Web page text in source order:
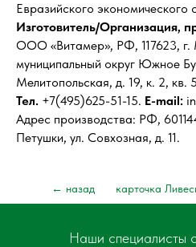
Евразийского экономического
Изготовитель/Организация,
ООО «Витамер», РФ, 117623, г.
муниципальный округ Южное
Мелитопольская, д. 19, к. 2, кв.
Тел. +7(495)625-51-15. E-mail:
Адрес производства: РФ,
Петушки, ул. Совхозная, д. 11.
карточка
← назад
Наши специалисты